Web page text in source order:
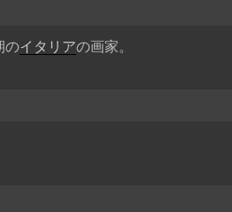
のイタリアの画家。